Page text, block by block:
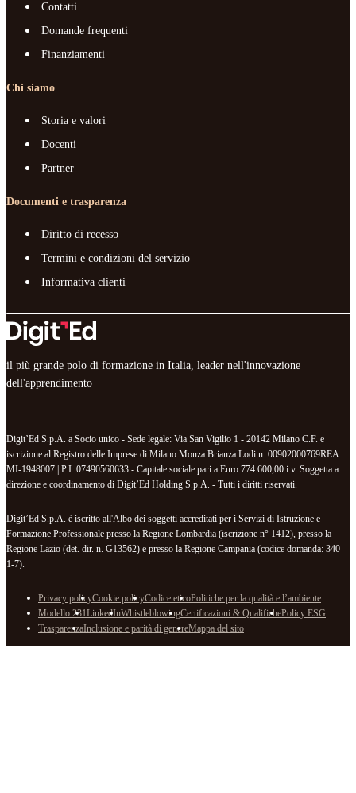
Contatti
Domande frequenti
Finanziamenti
Chi siamo
Storia e valori
Docenti
Partner
Documenti e trasparenza
Diritto di recesso
Termini e condizioni del servizio
Informativa clienti
il più grande polo di formazione in Italia, leader nell'innovazione
dell'apprendimento
Digit’Ed S.p.A. a Socio unico - Sede legale: Via San Vigilio 1 - 20142 Milano C.F. e
iscrizione al Registro delle Imprese di Milano Monza Brianza Lodi n. 00902000769REA
MI-1948007 | P.I. 07490560633 - Capitale sociale pari a Euro 774.600,00 i.v. Soggetta a
direzione e coordinamento di Digit’Ed Holding S.p.A. - Tutti i diritti riservati.
Digit’Ed S.p.A. è iscritto all'Albo dei soggetti accreditati per i Servizi di Istruzione e
Formazione Professionale presso la Regione Lombardia (iscrizione n° 1412), presso la
Regione Lazio (det. dir. n. G13562) e presso la Regione Campania (codice domanda: 340-
1-7).
Privacy policyCookie policyCodice eticoPolitiche per la qualità e l’ambiente
Modello 231LinkedInWhistleblowingCertificazioni & QualifichePolicy ESG
TrasparenzaInclusione e parità di genereMappa del sito